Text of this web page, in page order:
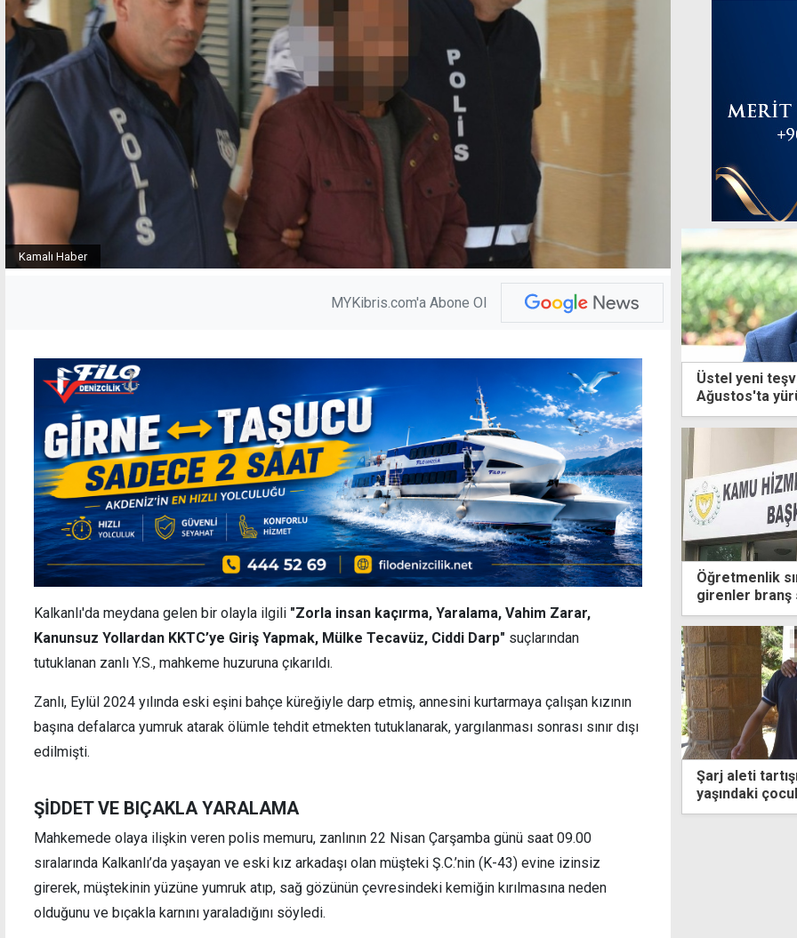
Kamalı Haber
MYKibris.com'a Abone Ol
Kalkanlı'da meydana gelen bir olayla ilgili "Zorla insan kaçırma, Yaralama, Vahim Zarar,
Kanunsuz Yollardan KKTC’ye Giriş Yapmak, Mülke Tecavüz, Ciddi Darp" suçlarından
tutuklanan zanlı Y.S., mahkeme huzuruna çıkarıldı.
Zanlı, Eylül 2024 yılında eski eşini bahçe küreğiyle darp etmiş, annesini kurtarmaya çalışan kızının
başına defalarca yumruk atarak ölümle tehdit etmekten tutuklanarak, yargılanması sonrası sınır dışı
edilmişti.
ŞİDDET VE BIÇAKLA YARALAMA
Mahkemede olaya ilişkin veren polis memuru, zanlının 22 Nisan Çarşamba günü saat 09.00
sıralarında Kalkanlı’da yaşayan ve eski kız arkadaşı olan müşteki Ş.C.’nin (K-43) evine izinsiz
girerek, müştekinin yüzüne yumruk atıp, sağ gözünün çevresindeki kemiğin kırılmasına neden
olduğunu ve bıçakla karnını yaraladığını söyledi.
Üstel yeni
Ağustos'ta
Öğretmenlik
girenler branş
edebilecek
şoförü suçladı
yerine mi